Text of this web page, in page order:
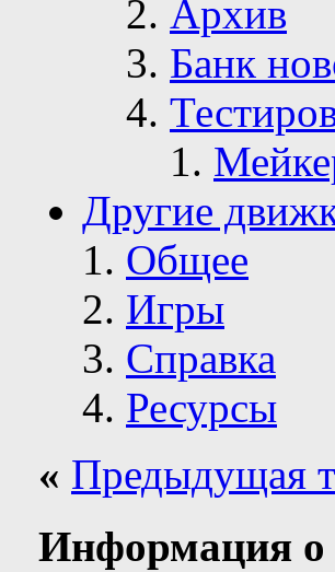
Архив
Банк
Другие
Общее
Игры
Справка
Ресурсы
« Предыдущая
Информация о